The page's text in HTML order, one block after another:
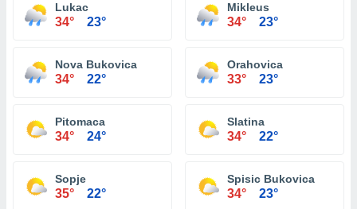
Lukac
34° 23°
Mikleus
34° 23°
Nova Bukovica
34° 22°
Orahovica
33° 23°
Pitomaca
34° 24°
Slatina
34° 22°
Sopje
35° 22°
Spisic Bukovica
34° 23°